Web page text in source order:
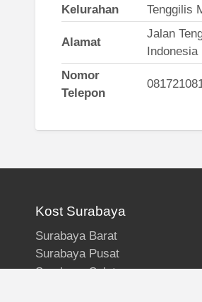
Kelurahan
Tenggilis
Alamat
Jalan
Indonesia
Nomor
Telepon
Kost Surabaya
Surabaya Barat
Surabaya Pusat
Surabaya Selatan